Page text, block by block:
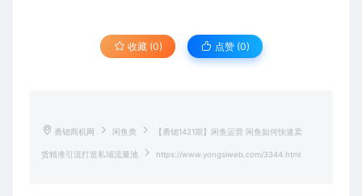
收藏 (0) 点赞 (0)
勇锶商机网 闲鱼类 【勇锶1421期】闲鱼运营 闲鱼如何快速卖
货精准引流打造私域流量池 https://www.yongsiweb.com/3344.html